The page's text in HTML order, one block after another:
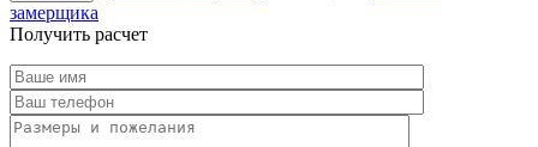
замерщика
Получить расчет